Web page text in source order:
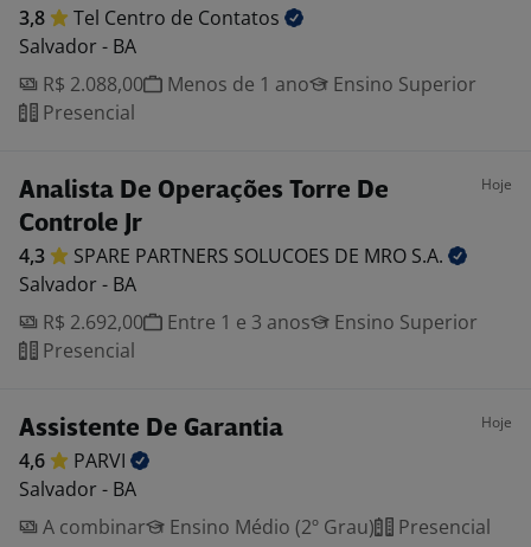
3,8 Tel Centro de Contatos
Salvador - BA
R$ 2.088,00
Menos de 1 ano
Ensino Superior
Presencial
Analista De Operações Torre De
Controle Jr
Hoje
4,3 SPARE PARTNERS SOLUCOES DE MRO S.A.
Salvador - BA
R$ 2.692,00
Entre 1 e 3 anos
Ensino Superior
Presencial
Assistente De Garantia Hoje
4,6
PARVI
Salvador - BA
A combinar
Ensino Médio (2º Grau) Presencial